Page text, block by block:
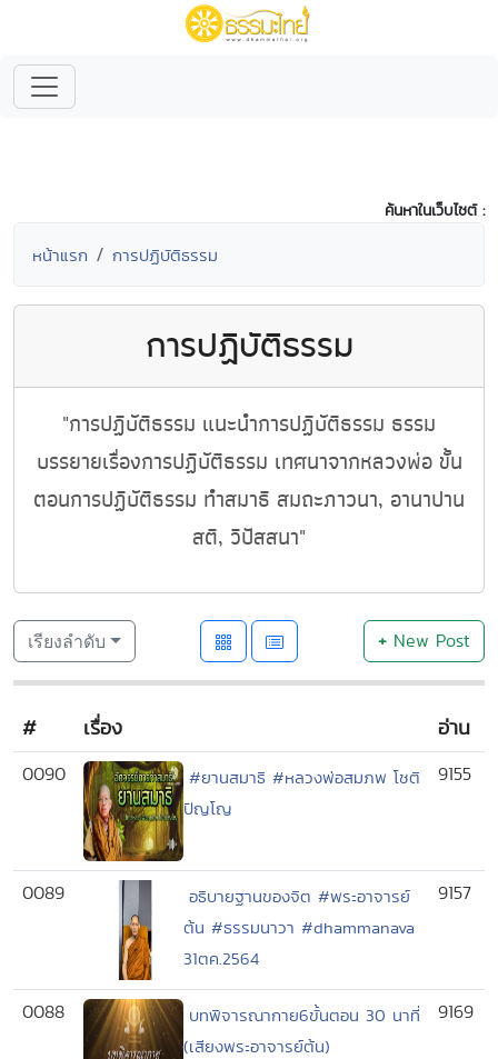
ค้นหาในเว็บไซต์ :
หน้าแรก การปฏิบัติธรรม
การปฏิบัติธรรม
"การปฏิบัติธรรม แนะนำการปฏิบัติธรรม ธรรม
บรรยายเรื่องการปฏิบัติธรรม เทศนาจากหลวงพ่อ ขั้น
ตอนการปฏิบัติธรรม ทำสมาธิ สมถะภาวนา, อานาปาน
สติ, วิปัสสนา"
เรียงลำดับ +New Post
# เรื่อง อ่าน
0090
#ยานสมาธิ #หลวงพ่อสมภพ โชติ
ปัญโญ
9155
0089
อธิบายฐานของจิต #พระอาจารย์
ต้น #ธรรมนาวา #dhammanava
31ตค.2564
9157
0088
บทพิจารณากาย6ขั้นตอน 30 นาที่
(เสียงพระอาจารย์ต้น)
9169